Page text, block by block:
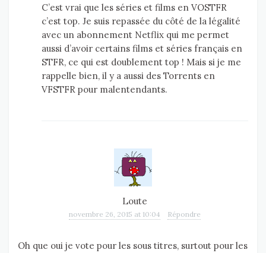
C’est vrai que les séries et films en VOSTFR
c’est top. Je suis repassée du côté de la légalité
avec un abonnement Netflix qui me permet
aussi d’avoir certains films et séries français en
STFR, ce qui est doublement top ! Mais si je me
rappelle bien, il y a aussi des Torrents en
VFSTFR pour malentendants.
Loute
novembre 26, 2015 at 10:04 Répondre
Oh que oui je vote pour les sous titres, surtout pour les